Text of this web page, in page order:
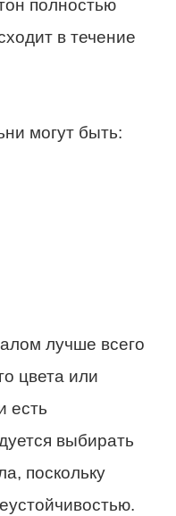
полностью
в течение
могут быть:
лучше всего
цвета или
есть
выбирать
поскольку